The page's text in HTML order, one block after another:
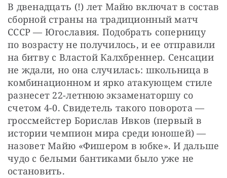
В двенадцать (!) лет Майю включат в состав
сборной страны на традиционный матч
СССР — Югославия. Подобрать соперницу
по возрасту не получилось, и ее отправили
на битву с Властой Калхбреннер. Сенсации
не ждали, но она случилась: школьница в
комбинационном и ярко атакующем стиле
разнесет 22-летнюю экзаменаторшу со
счетом 4-0. Свидетель такого поворота —
гроссмейстер Борислав Ивков (первый в
истории чемпион мира среди юношей) —
назовет Майю «Фишером в юбке». И дальше
чудо с белыми бантиками было уже не
остановить.